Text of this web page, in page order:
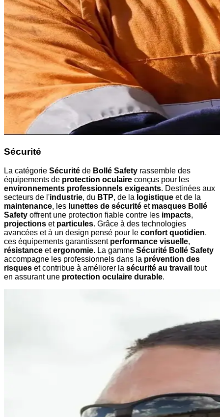
Sécurité
La catégorie Sécurité de Bollé Safety rassemble des
équipements de protection oculaire conçus pour les
environnements professionnels exigeants. Destinées aux
secteurs de l'industrie, du BTP, de la logistique et de la
maintenance, les lunettes de sécurité et masques Bollé
Safety offrent une protection fiable contre les impacts,
projections et particules. Grâce à des technologies
avancées et à un design pensé pour le confort quotidien,
ces équipements garantissent performance visuelle,
résistance etergonomie. La gamme Sécurité Bollé Safety
accompagne les professionnels dans la prévention des
risques et contribue à améliorer la sécurité au travail tout
en assurant une protection oculaire durable.